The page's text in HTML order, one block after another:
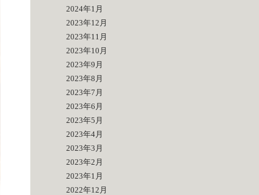
2024年1月
2023年12月
2023年11月
2023年10月
2023年9月
2023年8月
2023年7月
2023年6月
2023年5月
2023年4月
2023年3月
2023年2月
2023年1月
2022年12月